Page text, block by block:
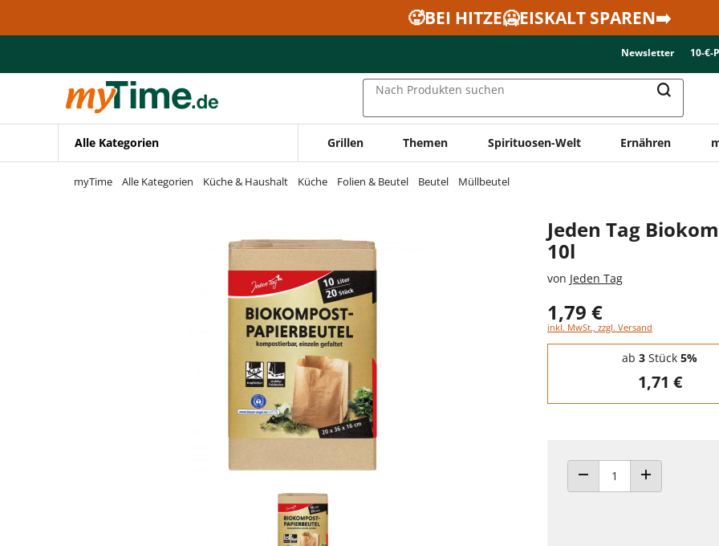
Zur Navigation springen
🥵BEI HITZE🥶EISKALT SPAREN➡️
Newsletter 10-€-
Nach Produkten suchen
Alle Kategorien Grillen Themen Spirituosen-Welt Ernähren
myTime Alle Kategorien Küche & Haushalt Küche Folien & Beutel Beutel Müllbeutel
Jeden Tag
10l
von Jeden Tag
1,79 €
inkl. MwSt., zzgl. Versand
Staffelpreise - Mengenrabatt
ab 3 Stück 5%
1,71 €
ANZAHL VERRINGERN
ANZAHL